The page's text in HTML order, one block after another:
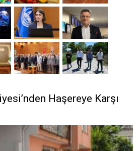
Haşereye Karşı